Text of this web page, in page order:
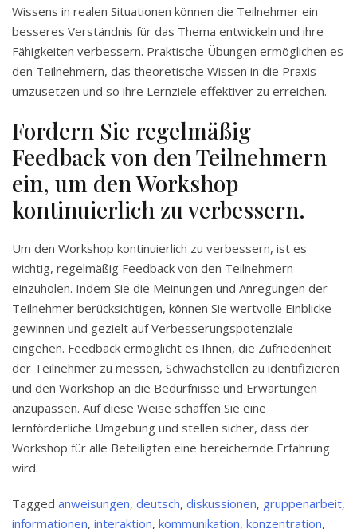
Wissens in realen Situationen können die Teilnehmer ein
besseres Verständnis für das Thema entwickeln und ihre
Fähigkeiten verbessern. Praktische Übungen ermöglichen es
den Teilnehmern, das theoretische Wissen in die Praxis
umzusetzen und so ihre Lernziele effektiver zu erreichen.
Fordern Sie regelmäßig
Feedback von den Teilnehmern
ein, um den Workshop
kontinuierlich zu verbessern.
Um den Workshop kontinuierlich zu verbessern, ist es
wichtig, regelmäßig Feedback von den Teilnehmern
einzuholen. Indem Sie die Meinungen und Anregungen der
Teilnehmer berücksichtigen, können Sie wertvolle Einblicke
gewinnen und gezielt auf Verbesserungspotenziale
eingehen. Feedback ermöglicht es Ihnen, die Zufriedenheit
der Teilnehmer zu messen, Schwachstellen zu identifizieren
und den Workshop an die Bedürfnisse und Erwartungen
anzupassen. Auf diese Weise schaffen Sie eine
lernförderliche Umgebung und stellen sicher, dass der
Workshop für alle Beteiligten eine bereichernde Erfahrung
wird.
Tagged anweisungen, deutsch, diskussionen, gruppenarbeit,
informationen, interaktion, kommunikation, konzentration,